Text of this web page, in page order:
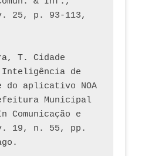
25, p. 93-113,
T. Cidade
de
do aplicativo NOA
Municipal
Comunicação e
v. 19, n. 55, pp.